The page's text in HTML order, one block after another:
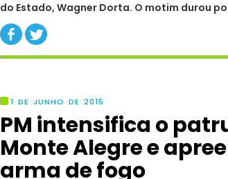
do Estado, Wagner Dorta. O motim durou
1 DE JUNHO DE 2015
PM intensifica o
Monte Alegre e
arma de fogo